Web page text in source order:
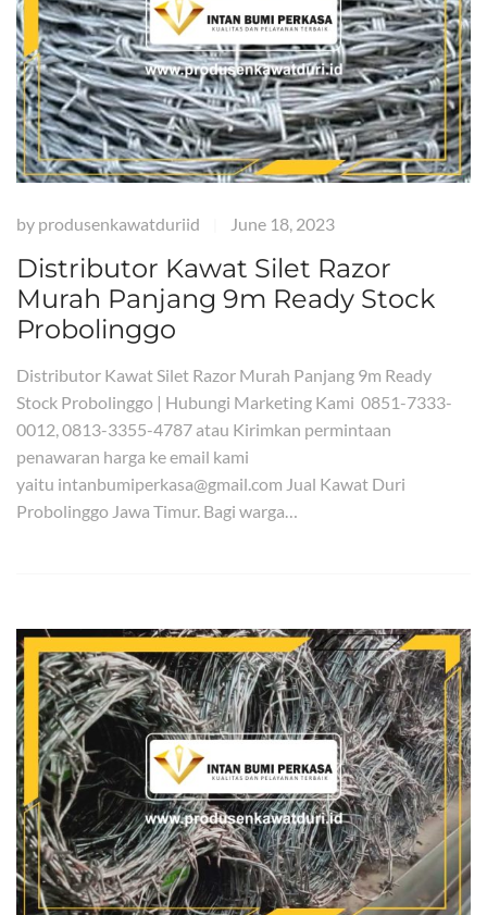
by produsenkawatduriid June 18, 2023
Distributor Kawat Silet Razor
Murah Panjang 9m Ready Stock
Probolinggo
Distributor Kawat Silet Razor Murah Panjang 9m Ready
Stock Probolinggo | Hubungi Marketing Kami 0851-7333-
0012, 0813-3355-4787 atau Kirimkan permintaan
penawaran harga ke email kami
yaitu intanbumiperkasa@gmail.com Jual Kawat Duri
Probolinggo Jawa Timur. Bagi warga…